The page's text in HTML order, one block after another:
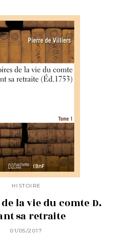
HISTOIRE
la vie du comte D.
sa retraite
01/05/2017